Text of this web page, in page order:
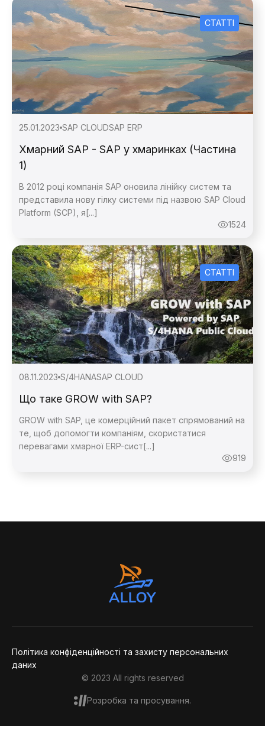
СТАТТІ
25.01.2023 SAP CLOUDSAP ERP
Хмарний SAP - SAP у хмаринках (Частина
1)
В 2012 році компанія SAP оновила лінійку систем та
представила нову гілку системи під назвою SAP Cloud
Platform (SCP), я[...]
1524
СТАТТІ
08.11.2023 S/4HANASAP CLOUD
Що таке GROW with SAP?
GROW with SAP, це комерційний пакет спрямований на
те, щоб допомогти компаніям, скористатися
перевагами хмарної ERP-сист[...]
919
Політика конфіденційності та захисту персональних
даних
© 2023 All rights reserved
Розробка та просування.
Дякую,